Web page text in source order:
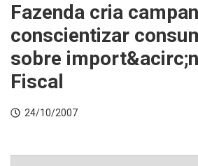
INTEGRIDADE
Fazenda cria
conscientizar
sobre
Fiscal
24/10/2007